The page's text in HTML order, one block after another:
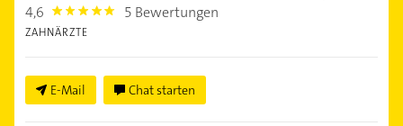
4,6 4.6 5 Bewertungen
ZAHNÄRZTE
E-Mail Chat starten